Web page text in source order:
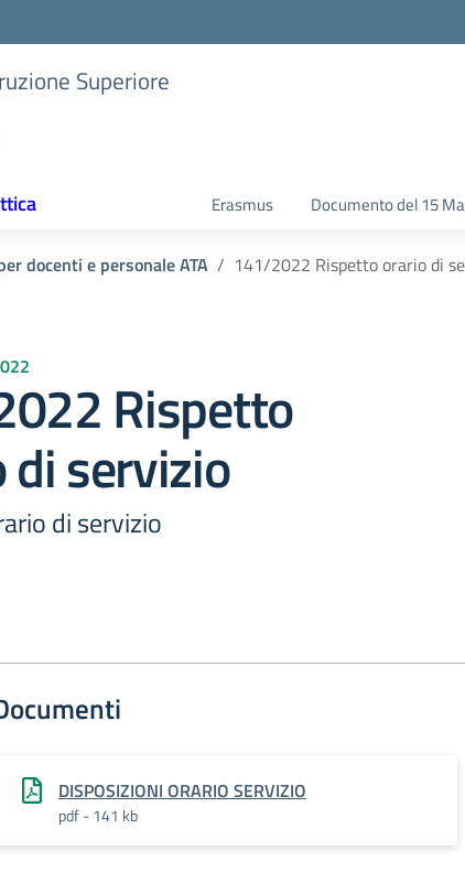
Superiore
Erasmus Documento del 15
docenti e personale ATA 141/2022 Rispetto orario di
Rispetto
di servizio
di servizio
DISPOSIZIONI ORARIO SERVIZIO
pdf - 141 kb